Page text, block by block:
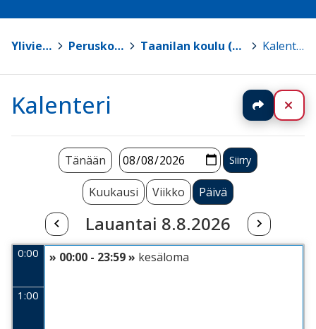
Ylivieska > Peruskoulut > Taanilan koulu (0.-9. lk) > Kalenteri
Kalenteri Jaa
Kuukausi Viikko Päivä
Lauantai 8.8.2026
Tänään
0:00
1:00
» 00:00 - 23:59 » kesäloma